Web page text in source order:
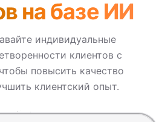
на базе ИИ
индивидуальные
клиентов с
повысить качество
клиентский опыт.